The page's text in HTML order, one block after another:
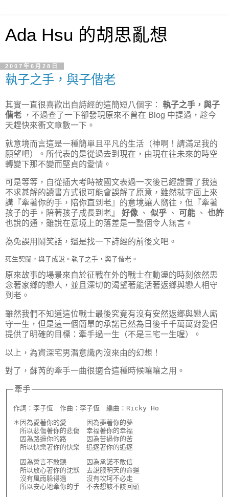
Ada Hsu 的胡思亂想
2007年6月28日
執子之手，與子偕老
其實一直很喜歡出自詩經的這簡短八個字： 執子之手，與子
偕老 ，不過查了一下卻發現原來不曾在 Blog 中提過，趁今
天趕快來衝文章數一下。
就意境而言這是一種簡單且平凡的生活（神啊！請滿足我的
願望吧）。所代表的是從過去到現在，由現在往未來的時空
轉變下那不變而堅貞的愛情。
可是等等，自從插大考時被國文表過一次後已經證實了我這
不求甚解的讀書方式很可能會誤解了原意，雖然就字面上來
講『牽著你的手，陪你直到老』的意境讓人嚮往，但『牽著
孩子的手，陪著孩子成長到老』 好像 、 似乎 、 可能 、 也許
也說的通，雖說在意境上的落差是一整個令人無言。
為免誤用鬧笑話，還是找一下詩經的前後文吧。
死生契闊，與子成說。執子之手，與子偕老。
原來故事的場景來自於征戰在外的戰士在動盪的時刻依然思
念著家鄉的戀人，並且深切的渴望著能活著返鄉與戀人相守
到老。
雖然我們不知道這位戰士最後究竟有沒有安然返鄉與戀人廝
守一生，但是這一個簡單的承諾已然為日後千千萬萬對愛侶
提供了明確的目標：牽手過一生（不是三宅一生喔）。
以上，為資深宅男潛意識內沒來由的幻想！
對了，蘇芮的牽手一曲很適合這種時候嚷嚷之用。
牽手
作詞：李子恆　作曲：李子恆　編曲：Ricky Ho
＊因為愛著你的愛　　　因為夢著你的夢
所以悲傷著你的悲傷　幸福著你的幸福
因為路過你的路　　　因為苦過你的苦
所以快樂著你的快樂　追逐著你的追逐
因為誓言不敢聽　　　因為承諾不敢信
所以放心著你的沈默　去說服明天的命運
沒有風雨躲得過　　　沒有坎坷不必走
所以安心地牽你的手　不去想該不該回頭